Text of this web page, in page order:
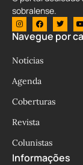
sobralense.
Navegue por
Notícias
Agenda
Coberturas
Revista
Colunistas
Informações